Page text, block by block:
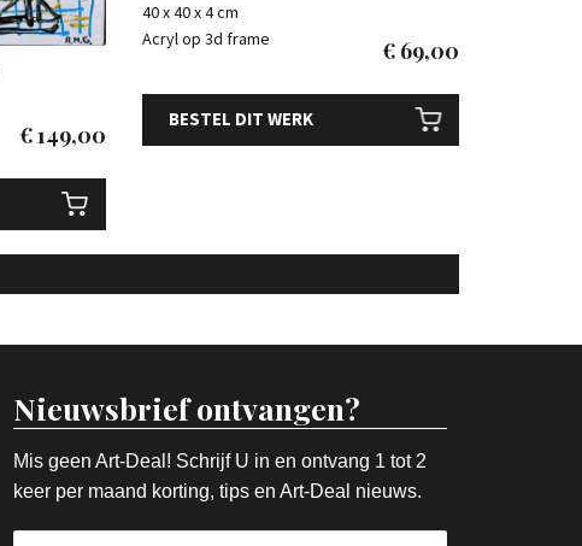
€149,00
40 x 40 x 4 cm
Acryl op 3d frame
€ 69,00
BESTEL DIT WERK
Nieuwsbrief ontvangen?
Mis geen Art-Deal! Schrijf U in en ontvang 1 tot 2
keer per maand korting, tips en Art-Deal nieuws.